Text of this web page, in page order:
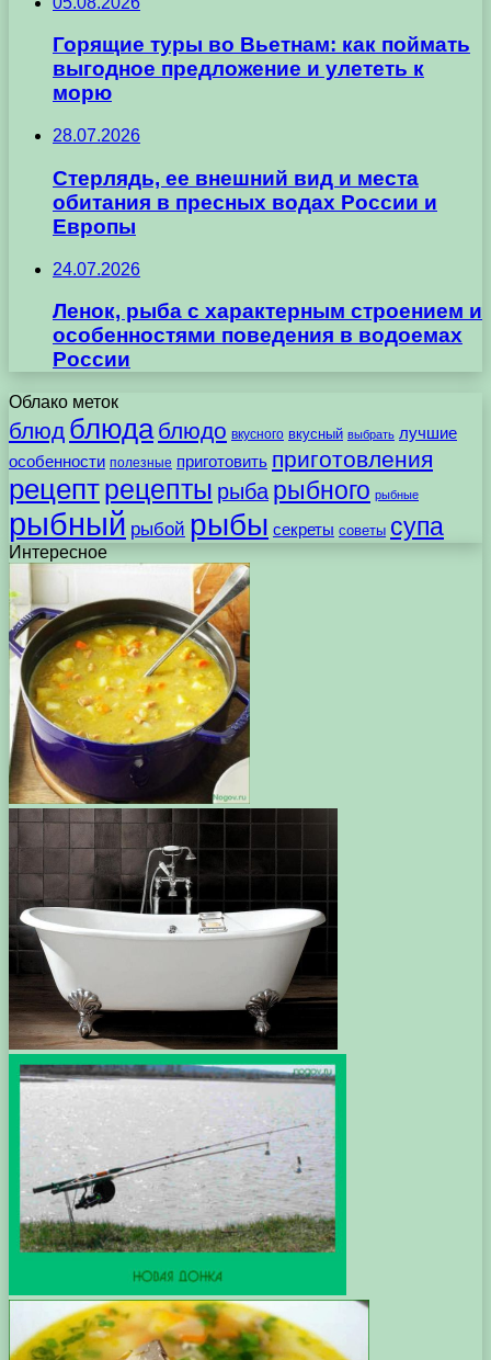
Горящие туры во Вьетнам: как поймать
выгодное предложение и улететь к
морю
28.07.2026
Стерлядь, ее внешний вид и места
обитания в пресных водах России и
Европы
24.07.2026
Ленок, рыба с характерным строением и
особенностями поведения в водоемах
России
Облако меток
блюд блюда блюдо вкусного вкусный выбрать лучшие
особенности полезные приготовить приготовления
рецептрецепты рыба рыбного рыбные
рыбный рыбой рыбы секреты советы супа
Интересное